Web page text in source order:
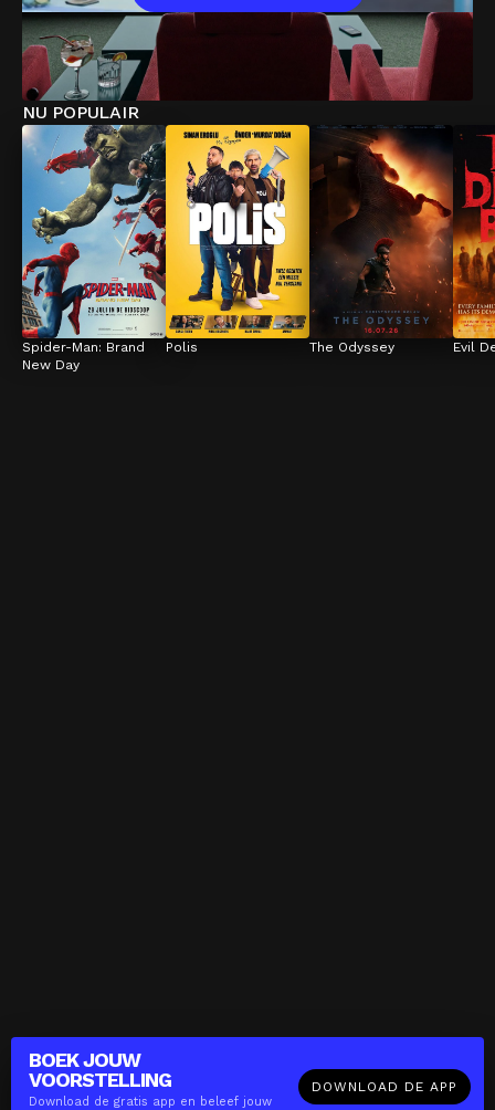
BOEK JOUW
VOORSTELLING
Download de gratis app en beleef jouw
DOWNLOAD DE APP
NU POPULAIR
Spider-Man: Brand
New Day
Polis The Odyssey Evil